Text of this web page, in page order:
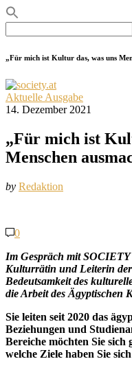
for:
„Für mich ist Kultur das, was uns
Aktuelle Ausgabe
14. Dezember 2021
„Für mich ist
Menschen
by Redaktion
0
Im Gespräch mit
Kulturrätin und Leiterin
Bedeutsamkeit des
die Arbeit des Ägyptischen
Sie leiten seit 2020 das
Beziehungen und
Bereiche möchten Sie sich
welche Ziele haben Sie